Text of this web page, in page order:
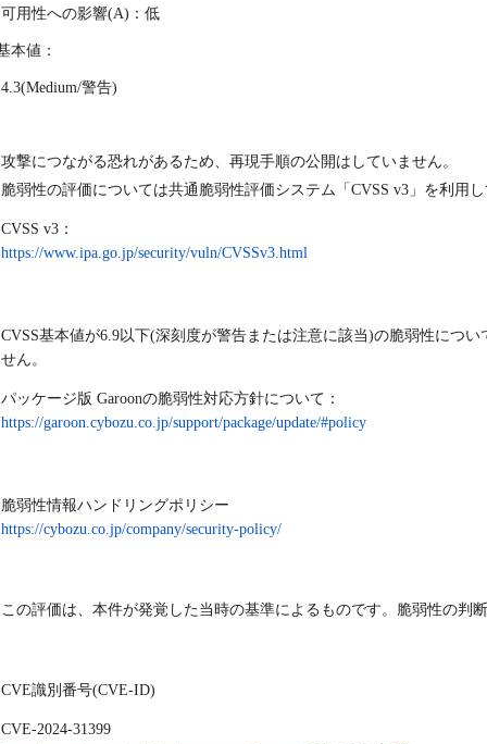
可用性への影響(A)：低
本値：
4.3(Medium/警告)
攻撃につながる恐れがあるため、再現手順の公開はしていません。
脆弱性の評価については共通脆弱性評価システム「CVSS v3」を利用
CVSS v3：
https://www.ipa.go.jp/security/vuln/CVSSv3.html
CVSS基本値が6.9以下(深刻度が警告または注意に該当)の脆弱性につ
せん。
パッケージ版 Garoonの脆弱性対応方針について ：
https://garoon.cybozu.co.jp/support/package/update/#policy
脆弱性情報ハンドリングポリシー
https://cybozu.co.jp/company/security-policy/
この評価は、本件が発覚した当時の基準によるものです。脆弱性の判
CVE識別番号(CVE-ID)
CVE-2024-31399